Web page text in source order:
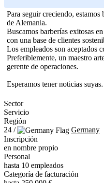
Para seguir creciendo,
de Alemania.
Buscamos barberías exitosas
con una base de clientes
Los empleados son aceptados
Preferiblemente, un maestro
gerente de operaciones.
Esperamos tener noticias suyas.
Sector
Servicio
Región
24 /
Germany
Inscripción
en nombre propio
Personal
hasta 10 empleados
Categoría de facturación